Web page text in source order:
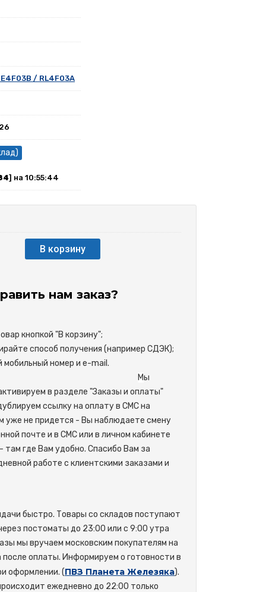
/ RL4F03A
] на 10:55:44
В корзину
нам заказ?
кнопкой "В корзину";
способ получения (например СДЭК);
мобильный номер и e-mail.
Мы
в разделе "Заказы и оплаты"
ссылку на оплату в СМС на
уже не придется - Вы наблюдаете смену
почте и в СМС или в личном кабинете
там где Вам удобно. Спасибо Вам за
работе с клиентскими заказами и
быстро. Товары со складов поступают
постоматы до 23:00 или с 9:00 утра
мы вручаем московским покупателям на
оплаты. Информируем о готовности в
оформлении. (ПВЗ Планета Железяка).
ежедневно до 22:00 только